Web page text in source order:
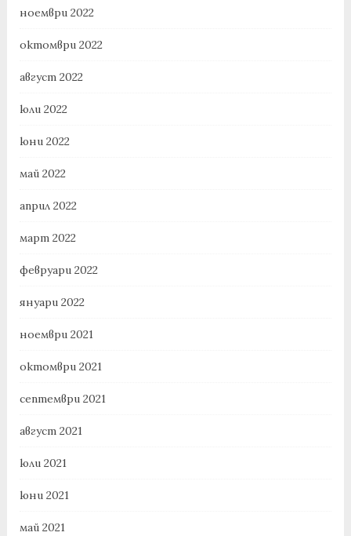
ноември 2022
октомври 2022
август 2022
юли 2022
юни 2022
май 2022
април 2022
март 2022
февруари 2022
януари 2022
ноември 2021
октомври 2021
септември 2021
август 2021
юли 2021
юни 2021
май 2021